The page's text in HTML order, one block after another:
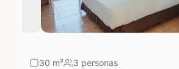
30 m² 3 personas